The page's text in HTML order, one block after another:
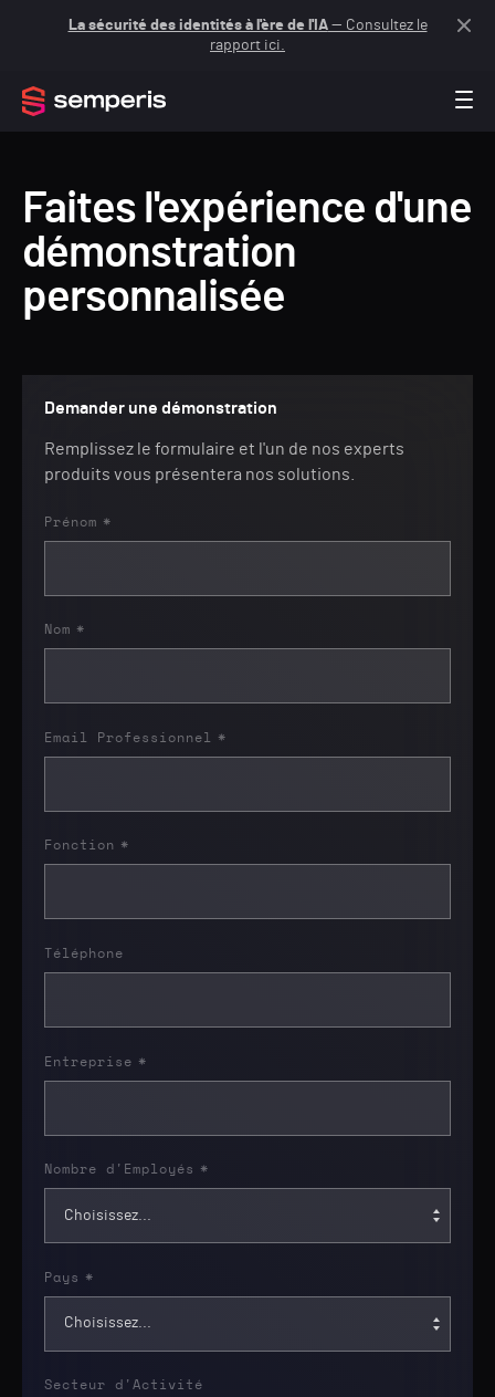
La sécurité des identités à l'ère de l'IA— Consultez le
rapport ici.
Faites l'expérience d'une
démonstration
personnalisée
Demander une démonstration
Remplissez le formulaire et l'un de nos experts
produits vous présentera nos solutions.
*
Prénom
*
Nom
*
Email Professionnel
*
Fonction
Téléphone
*
Entreprise
*
Nombre d'Employés
*
Pays
Secteur d'Activité